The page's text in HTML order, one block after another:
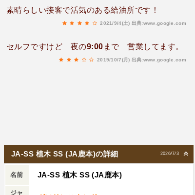
素晴らしい接客で活気のある給油所です！
2021/9/4(土) 出典:www.google.com
セルフですけど 夜の9:00まで 営業してます。
2019/10/7(月) 出典:www.google.com
2026/7/3
JA-SS 植木 SS (JA鹿本)の詳細
名前 JA-SS 植木 SS (JA鹿本)
ジャ